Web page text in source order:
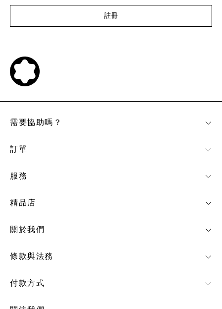
註冊
付款方式
需要協助嗎？
訂單
服務
精品店
關於我們
條款與法務